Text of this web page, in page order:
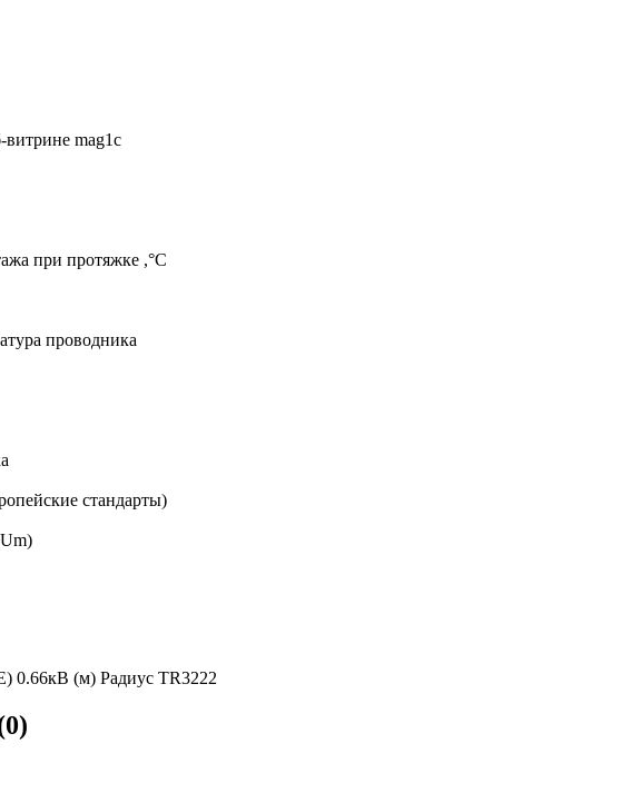
mag1c
при протяжке ,°С
проводника
стандарты)
0.66кВ (м) Радиус TR3222